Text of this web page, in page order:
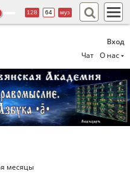
Вход
Чат
О нас
128 64 муз
месяцы